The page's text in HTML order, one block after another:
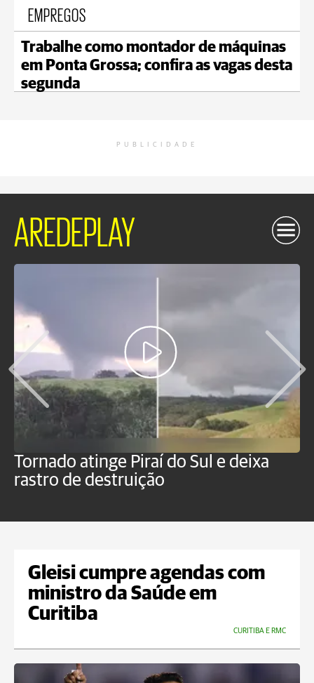
EMPREGOS
Trabalhe como montador de máquinas
em Ponta Grossa; confira as vagas desta
segunda
PUBLICIDADE
AREDEPLAY
Tornado atinge Piraí do Sul e deixa
rastro de destruição
Gleisi cumpre agendas com
ministro da Saúde em
Curitiba
CURITIBA E RMC